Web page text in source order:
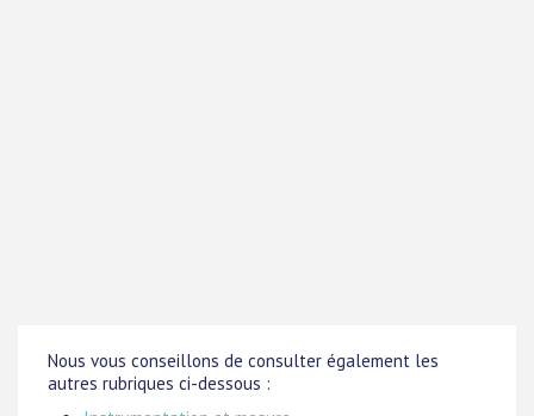
Nous vous conseillons de consulter également les
autres rubriques ci-dessous :